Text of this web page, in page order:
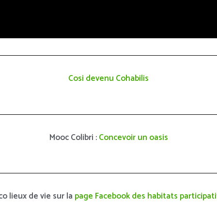
Cosi devenu Cohabilis
Mooc Colibri :Concevoir un oasis
lieux de vie sur la page Facebook des habitats